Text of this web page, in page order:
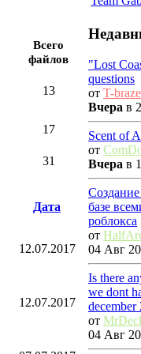
Всего
файлов
13
17
31
Дата
12.07.2017
12.07.2017
"Lost
questions
от T-braze
Вчера в
Scent of
от
Вчера в
базе
роблокса
от
04 Авг
Is there
we dont
december
от
04 Авг